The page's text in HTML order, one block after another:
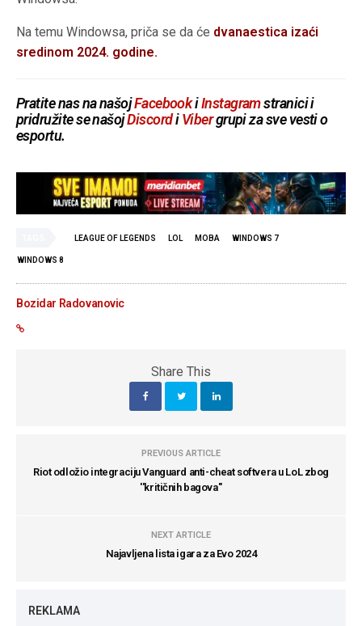
Na temu Windowsa, priča se da će dvanaestica izaći
sredinom 2024. godine.
Pratite nas na našojFacebookiInstagramstranici i
pridružite se našojDiscordiVibergrupi za sve vesti o
esportu.
LEAGUE OF LEGENDS LOL MOBA WINDOWS 7
WINDOWS 8
Bozidar Radovanovic
Share This
PREVIOUS ARTICLE
Riot odložio integraciju Vanguard anti-cheat softvera u LoL zbog
''kritičnih bagova''
NEXT ARTICLE
Najavljena lista igara za Evo 2024
REKLAMA